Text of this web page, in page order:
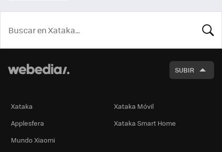
SUBIR
Xataka
Xataka Móvil
Applesfera
Xataka Smart Home
Mundo Xiaomi